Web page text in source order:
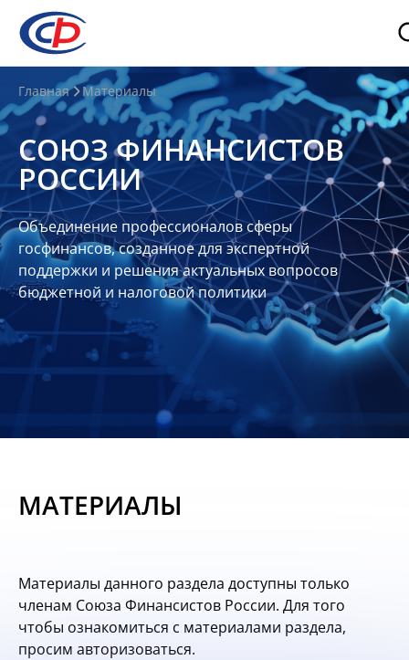
О
нас
О
СФР
Совет
Союза
Участники
Планы
отчеты
Контакты
Материалы
опытом
Вступить
Главная Материалы
СОЮЗ ФИНАНСИСТОВ
РОССИИ
Объединение профессионалов сферы
госфинансов, созданное для экспертной
поддержки и решения актуальных вопросов
бюджетной и налоговой политики
МАТЕРИАЛЫ
Материалы данного раздела доступны только
членам Союза Финансистов России. Для того
чтобы ознакомиться с материалами раздела,
просим авторизоваться.